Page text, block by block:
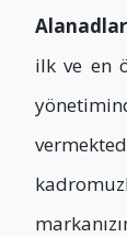
ilk ve en